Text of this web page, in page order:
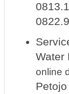
Water
online